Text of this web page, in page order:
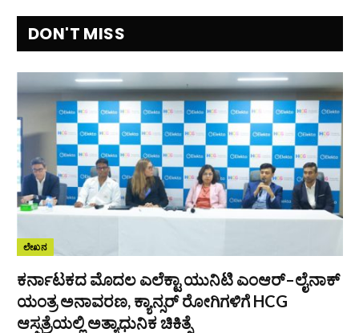
DON'T MISS
ಲೇಖನ
ಕರ್ನಾಟಕದ ಮೊದಲ ಎಲೆಕ್ಟಾ ಯುನಿಟಿ ಎಂಆರ್–ಲೈನಾಕ್
ಯಂತ್ರ ಅನಾವರಣ, ಕ್ಯಾನ್ಸರ್ ರೋಗಿಗಳಿಗೆ HCG
ಆಸ್ಪತ್ರೆಯಲ್ಲಿ ಅತ್ಯಾಧುನಿಕ ಚಿಕಿತ್ಸೆ